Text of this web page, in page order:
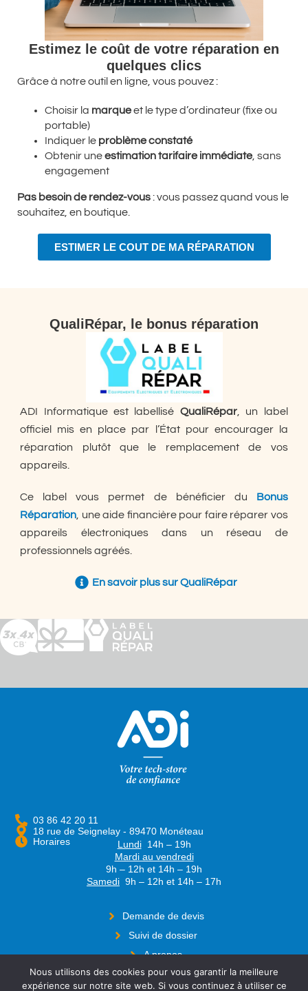
Estimez le coût de votre réparation en
quelques clics
Grâce à notre outil en ligne, vous pouvez :
Choisir la marqueet le type d’ordinateur (fixe ou
portable)
Indiquer le problème constaté
Obtenir uneestimation tarifaire immédiate, sans
engagement
Pas besoin de rendez-vous: vous passez quand vous le
souhaitez, en boutique.
ESTIMER LE COUT DE MA RÉPARATION
QualiRépar, le bonus réparation
ADI Informatique est labellisé QualiRépar, un label
officiel mis en place par l’État pour encourager la
réparation plutôt que le remplacement de vos
appareils.
Ce label vous permet de bénéficier du Bonus
Réparation , une aide financière pour faire réparer vos
appareils électroniques dans un réseau de
professionnels agréés.
En savoir plus sur QualiRépar
03 86 42 20 11
18 rue de Seignelay - 89470 Monéteau
Horaires
Lundi14h – 19h
Mardi au vendredi
9h – 12h et 14h – 19h
Samedi 9h – 12h et 14h – 17h
Demande de devis
Suivi de dossier
A propos
Contact
Suivez-nous
Nous utilisons des cookies pour vous garantir la meilleure
expérience sur notre site web. Si vous continuez à utiliser ce